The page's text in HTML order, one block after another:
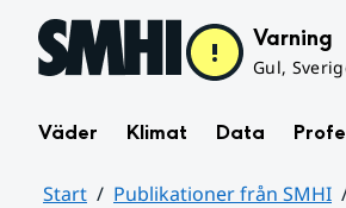
Hoppa till sidans innehåll Varning
Gul,
Väder Klimat Data
Start Publikationer från SMHI